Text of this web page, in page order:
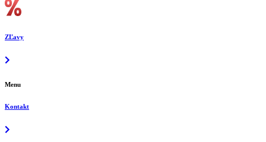
ZĽavy
Menu
Kontakt